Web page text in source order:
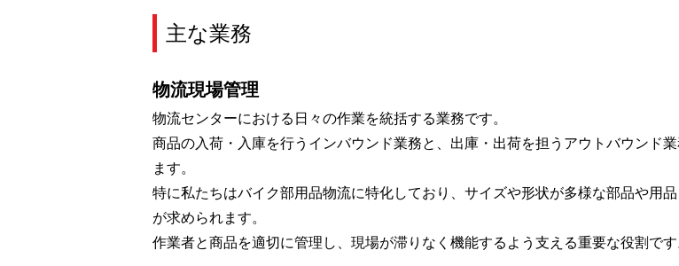
主な業務
物流現場管理
物流センターにおける日々の作業を統括する業務です。
商品の入荷・入庫を行うインバウンド業務と、出庫・出荷を担うアウトバウンド
ます。
特に私たちはバイク部用品物流に特化しており、サイズや形状が多様な部品や用
が求められます。
作業者と商品を適切に管理し、現場が滞りなく機能するよう支える重要な役割です